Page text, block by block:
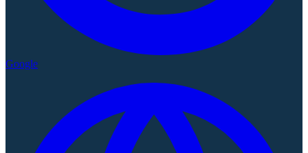
Google